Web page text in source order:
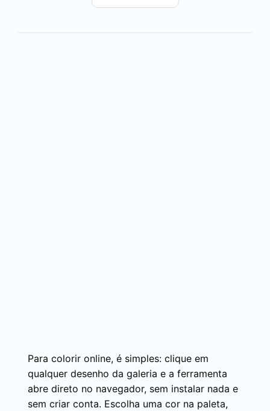
Para colorir online, é simples: clique em
qualquer desenho da galeria e a ferramenta
abre direto no navegador, sem instalar nada e
sem criar conta. Escolha uma cor na paleta,